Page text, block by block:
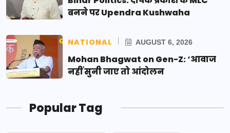
बनने पर Upendra Kushwaha
NATIONAL AUGUST 6, 2026
Mohan Bhagwat on Gen-Z: ‘आवाज
नहीं सुनी जाए तो आंदोलन
Popular Tag